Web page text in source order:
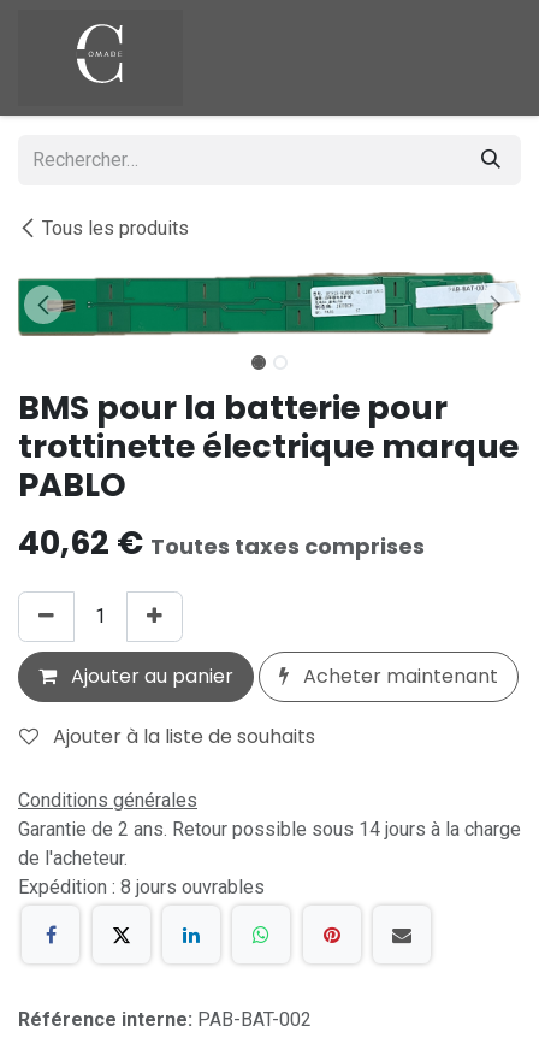
Tous les produits
BMS pour la batterie pour
trottinette électrique marque
PABLO
40,62 € Toutes taxes comprises
Ajouter au panier Acheter maintenant
Ajouter à la liste de souhaits
Conditions générales
Garantie de 2 ans. Retour possible sous 14 jours à la charge
de l'acheteur.
Expédition : 8 jours ouvrables
Référence interne: PAB-BAT-002